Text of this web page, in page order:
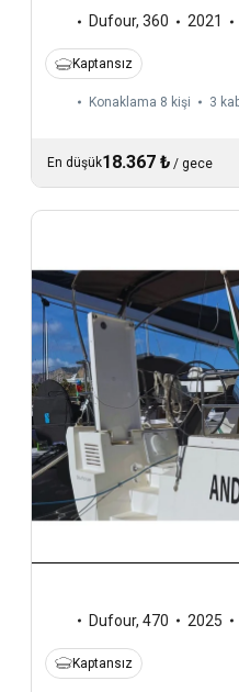
Dufour, 360 2021
Kaptansız
Konaklama 8 kişi 3
En düşük18.367 ₺ / gece
Dufour, 470 2025
Kaptansız